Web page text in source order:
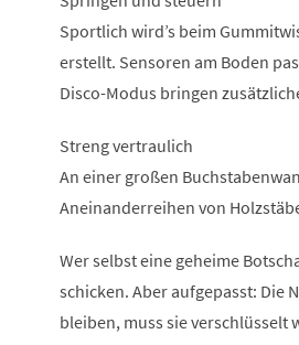
Sportlich wird’s beim
erstellt. Sensoren am Boden
Disco-Modus bringen
Streng vertraulich
An einer großen
Aneinanderreihen von
Wer selbst eine geheime
schicken. Aber aufgepasst: Die
bleiben, muss sie verschlüsselt